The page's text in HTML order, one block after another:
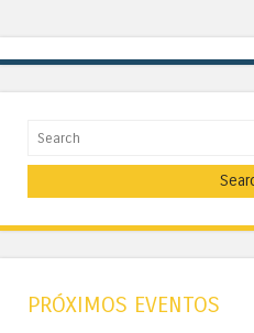
Search
PRÓXIMOS EVENTOS